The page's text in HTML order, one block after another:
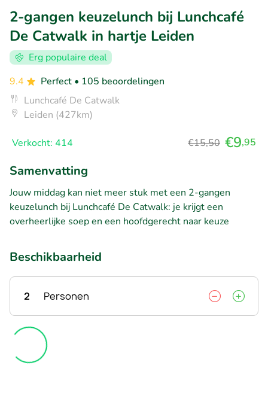
2-gangen keuzelunch bij Lunchcafé
De Catwalk in hartje Leiden
Erg populaire deal
9.4
Perfect • 105 beoordelingen
Lunchcafé De Catwalk
Leiden (427km)
Verkocht: 414 €15,50 €9,95
Samenvatting
Jouw middag kan niet meer stuk met een 2-gangen
keuzelunch bij Lunchcafé De Catwalk: je krijgt een
overheerlijke soep en een hoofdgerecht naar keuze
Beschikbaarheid
2 Personen